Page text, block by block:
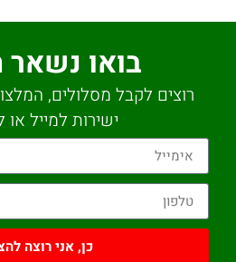
בואו נשאר
רוצים לקבל מסלולים,
ישירות למייל או
כן, אני רוצה